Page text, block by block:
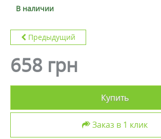
В наличии
Предыдущий
658 грн
Купить
Заказ в 1 клик